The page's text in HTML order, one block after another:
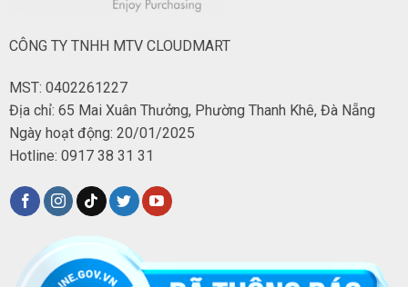
CÔNG TY TNHH MTV CLOUDMART
MST: 0402261227
Địa chỉ: 65 Mai Xuân Thưởng, Phường Thanh Khê, Đà Nẵng
Ngày hoạt động: 20/01/2025
Hotline: 0917 38 31 31